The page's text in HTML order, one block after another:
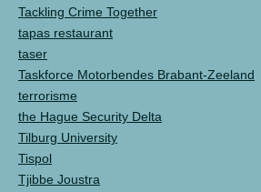
Tackling Crime Together
tapas restaurant
taser
Taskforce Motorbendes Brabant-Zeeland
terrorisme
the Hague Security Delta
Tilburg University
Tispol
Tjibbe Joustra